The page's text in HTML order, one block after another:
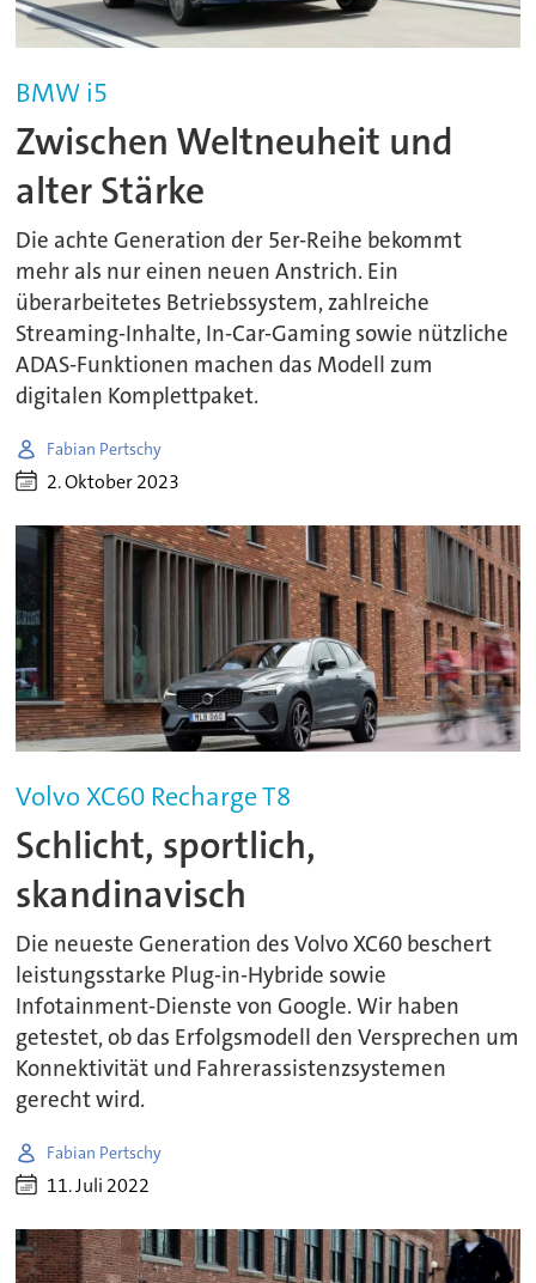
BMW i5
Zwischen Weltneuheit und
alter Stärke
Die achte Generation der 5er-Reihe bekommt
mehr als nur einen neuen Anstrich. Ein
überarbeitetes Betriebssystem, zahlreiche
Streaming-Inhalte, In-Car-Gaming sowie nützliche
ADAS-Funktionen machen das Modell zum
digitalen Komplettpaket.
Fabian Pertschy
2. Oktober 2023
Volvo XC60 Recharge T8
Schlicht, sportlich,
skandinavisch
Die neueste Generation des Volvo XC60 beschert
leistungsstarke Plug-in-Hybride sowie
Infotainment-Dienste von Google. Wir haben
getestet, ob das Erfolgsmodell den Versprechen um
Konnektivität und Fahrerassistenzsystemen
gerecht wird.
Fabian Pertschy
11. Juli 2022